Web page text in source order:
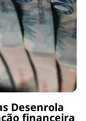
Desenrola
financeira